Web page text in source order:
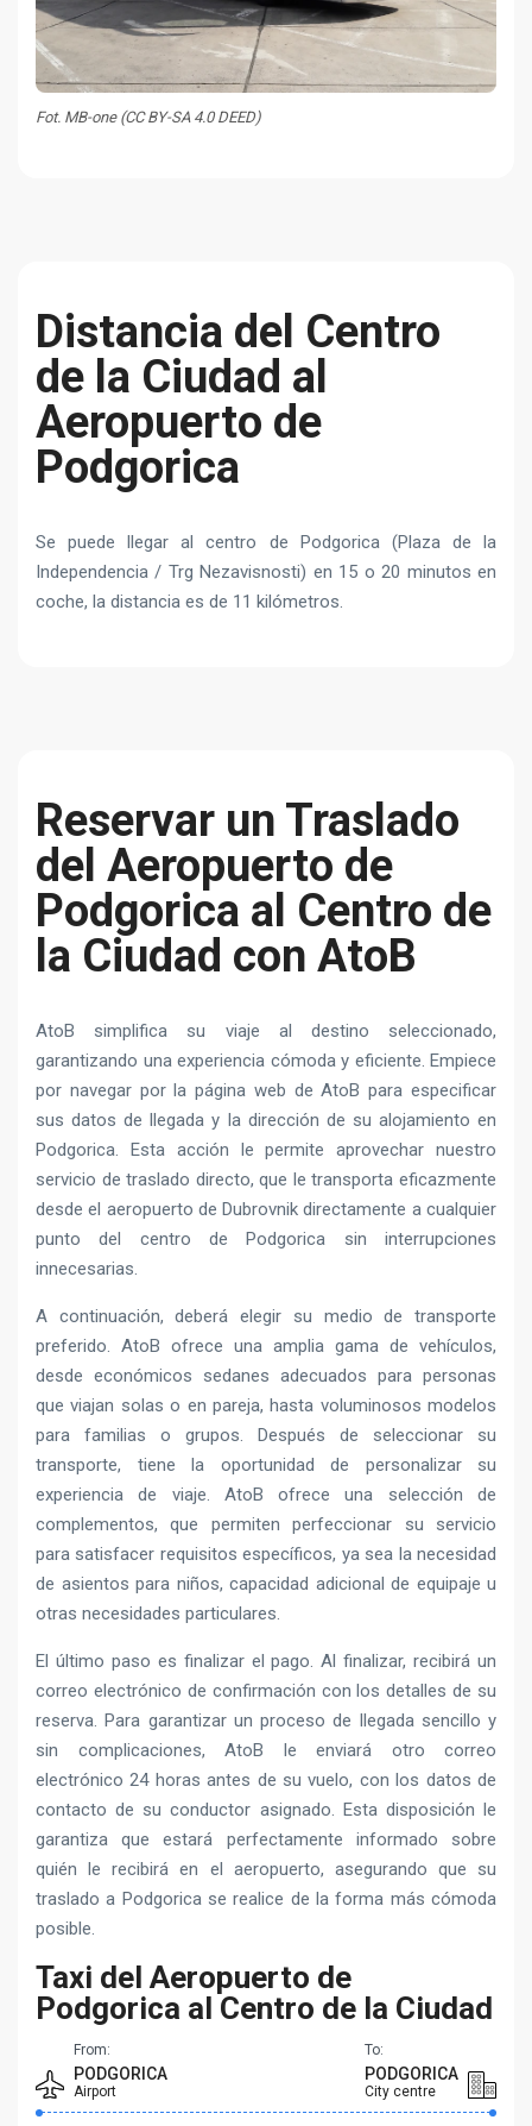
Fot. MB-one (CC BY-SA 4.0 DEED)
Distancia del Centro
de la Ciudad al
Aeropuerto de
Podgorica
Se puede llegar al centro de Podgorica (Plaza de la
Independencia / Trg Nezavisnosti) en 15 o 20 minutos en
coche, la distancia es de 11 kilómetros.
Reservar un Traslado
del Aeropuerto de
Podgorica al Centro de
la Ciudad con AtoB
AtoB simplifica su viaje al destino seleccionado,
garantizando una experiencia cómoda y eficiente. Empiece
por navegar por la página web de AtoB para especificar
sus datos de llegada y la dirección de su alojamiento en
Podgorica. Esta acción le permite aprovechar nuestro
servicio de traslado directo, que le transporta eficazmente
desde el aeropuerto de Dubrovnik directamente a cualquier
punto del centro de Podgorica sin interrupciones
innecesarias.
A continuación, deberá elegir su medio de transporte
preferido. AtoB ofrece una amplia gama de vehículos,
desde económicos sedanes adecuados para personas
que viajan solas o en pareja, hasta voluminosos modelos
para familias o grupos. Después de seleccionar su
transporte, tiene la oportunidad de personalizar su
experiencia de viaje. AtoB ofrece una selección de
complementos, que permiten perfeccionar su servicio
para satisfacer requisitos específicos, ya sea la necesidad
de asientos para niños, capacidad adicional de equipaje u
otras necesidades particulares.
El último paso es finalizar el pago. Al finalizar, recibirá un
correo electrónico de confirmación con los detalles de su
reserva. Para garantizar un proceso de llegada sencillo y
sin complicaciones, AtoB le enviará otro correo
electrónico 24 horas antes de su vuelo, con los datos de
contacto de su conductor asignado. Esta disposición le
garantiza que estará perfectamente informado sobre
quién le recibirá en el aeropuerto, asegurando que su
traslado a Podgorica se realice de la forma más cómoda
posible.
Taxi del Aeropuerto de
Podgorica al Centro de la Ciudad
From:
PODGORICA
Airport
To:
PODGORICA
City centre